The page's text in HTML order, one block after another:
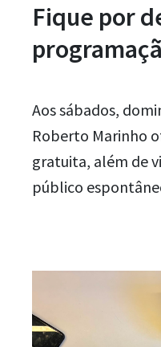
Fique por
Aos sábados,
Roberto Marinho
gratuita, além de
público